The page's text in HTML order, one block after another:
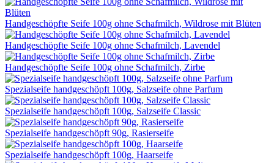
Handgeschöpfte Seife 100g ohne Schafmilch, Wildrose mit Blüten
Handgeschöpfte Seife 100g ohne Schafmilch, Lavendel
Handgeschöpfte Seife 100g ohne Schafmilch, Zirbe
Spezialseife handgeschöpft 100g, Salzseife ohne Parfum
Spezialseife handgeschöpft 100g, Salzseife Classic
Spezialseife handgeschöpft 90g, Rasierseife
Spezialseife handgeschöpft 100g, Haarseife